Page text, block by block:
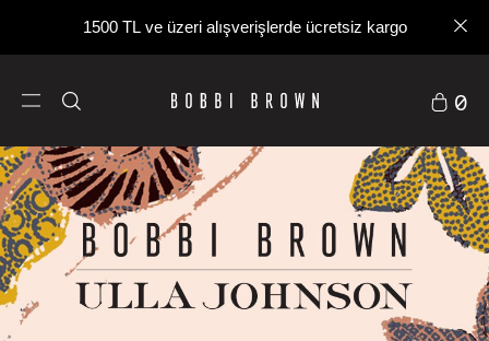
1500 TL ve üzeri alışverişlerde ücretsiz kargo
0